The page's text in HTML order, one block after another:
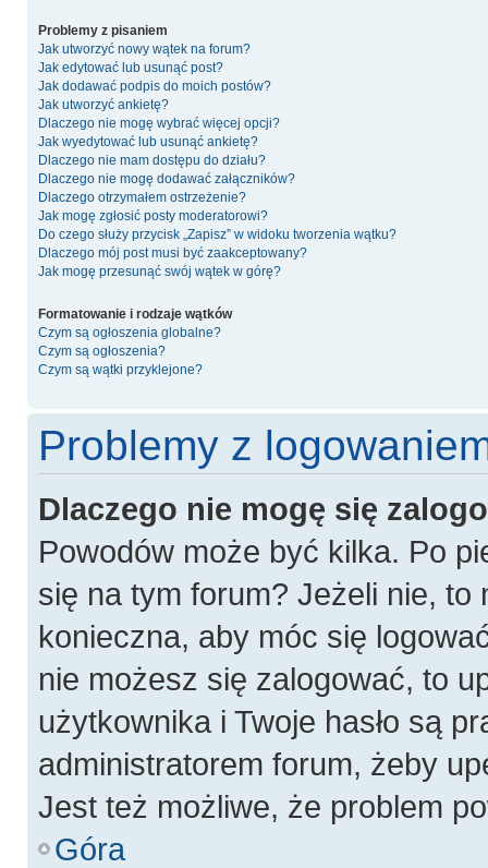
Problemy z pisaniem
Jak utworzyć nowy wątek na forum?
Jak edytować lub usunąć post?
Jak dodawać podpis do moich postów?
Jak utworzyć ankietę?
Dlaczego nie mogę wybrać więcej opcji?
Jak wyedytować lub usunąć ankietę?
Dlaczego nie mam dostępu do działu?
Dlaczego nie mogę dodawać załączników?
Dlaczego otrzymałem ostrzeżenie?
Jak mogę zgłosić posty moderatorowi?
Do czego służy przycisk „Zapisz” w widoku tworzenia wątku?
Dlaczego mój post musi być zaakceptowany?
Jak mogę przesunąć swój wątek w górę?
Formatowanie i rodzaje wątków
Czym są ogłoszenia globalne?
Czym są ogłoszenia?
Czym są wątki przyklejone?
Problemy z
Dlaczego nie mogę się
Powodów może być kilka. Po
się na tym forum? Jeżeli nie,
konieczna, aby móc się
nie możesz się zalogować, to
użytkownika i Twoje hasło są
administratorem forum, żeby
Jest też możliwe, że problem
Góra